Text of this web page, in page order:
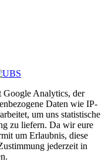
Google Analytics, der
Daten wie IP-
um uns statistische
zu liefern. Da wir eure
um Erlaubnis, diese
jederzeit in